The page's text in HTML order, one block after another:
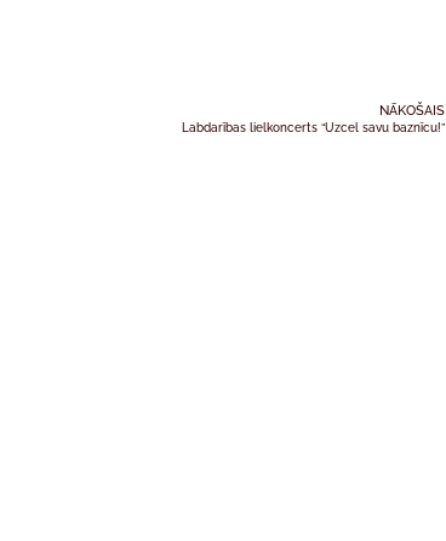
NĀKOŠAIS
Labdarības lielkoncerts “Uzcel savu baznīcu!”